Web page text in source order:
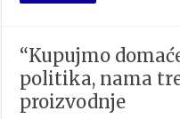
“Kupujmo
politika, nama
proizvodnje